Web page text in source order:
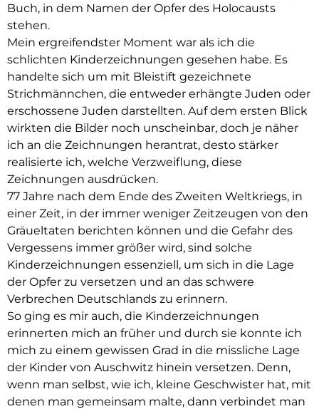
Buch, in dem Namen der Opfer des Holocausts
stehen.
Mein ergreifendster Moment war als ich die
schlichten Kinderzeichnungen gesehen habe. Es
handelte sich um mit Bleistift gezeichnete
Strichmännchen, die entweder erhängte Juden oder
erschossene Juden darstellten. Auf dem ersten Blick
wirkten die Bilder noch unscheinbar, doch je näher
ich an die Zeichnungen herantrat, desto stärker
realisierte ich, welche Verzweiflung, diese
Zeichnungen ausdrücken.
77 Jahre nach dem Ende des Zweiten Weltkriegs, in
einer Zeit, in der immer weniger Zeitzeugen von den
Gräueltaten berichten können und die Gefahr des
Vergessens immer größer wird, sind solche
Kinderzeichnungen essenziell, um sich in die Lage
der Opfer zu versetzen und an das schwere
Verbrechen Deutschlands zu erinnern.
So ging es mir auch, die Kinderzeichnungen
erinnerten mich an früher und durch sie konnte ich
mich zu einem gewissen Grad in die missliche Lage
der Kinder von Auschwitz hinein versetzen. Denn,
wenn man selbst, wie ich, kleine Geschwister hat, mit
denen man gemeinsam malte, dann verbindet man